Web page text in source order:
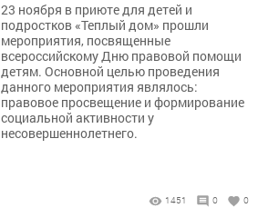
23 ноября в приюте для детей и
подростков «Теплый дом» прошли
мероприятия, посвященные
всероссийскому Дню правовой помощи
детям. Основной целью проведения
данного мероприятия являлось:
правовое просвещение и формирование
социальной активности у
несовершеннолетнего.
1451 0 0